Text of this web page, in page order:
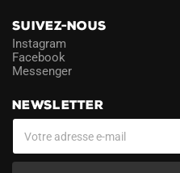
SUIVEZ-NOUS
Instagram
Facebook
Messenger
NEWSLETTER